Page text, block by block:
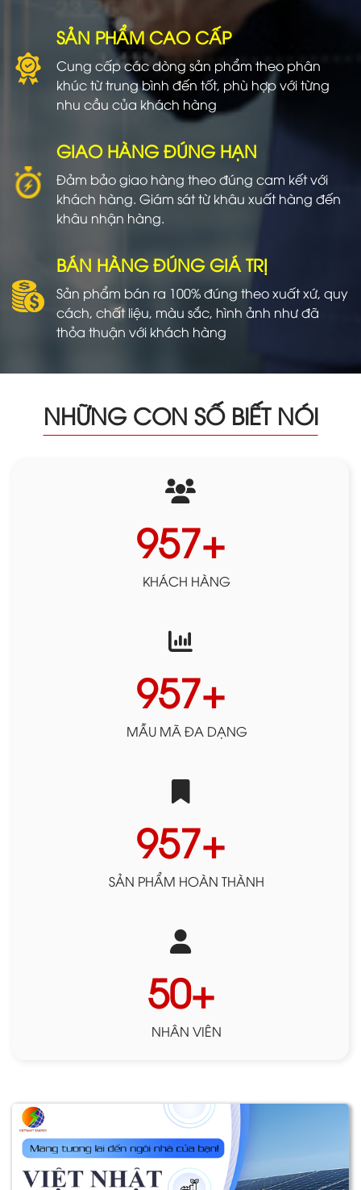
SẢN PHẨM CAO CẤP
Cung cấp các dòng sản phẩm theo phân
khúc từ trung bình đến tốt, phù hợp với từng
nhu cầu của khách hàng
GIAO HÀNG ĐÚNG HẠN
Đảm bảo giao hàng theo đúng cam kết với
khách hàng. Giám sát từ khâu xuất hàng đến
khâu nhận hàng.
BÁN HÀNG ĐÚNG GIÁ TRỊ
Sản phẩm bán ra 100% đúng theo xuất xứ, quy
cách, chất liệu, màu sắc, hình ảnh như đã
thỏa thuận với khách hàng
NHỮNG CON SỐ BIẾT NÓI
1000+
KHÁCH HÀNG
999+
MẪU MÃ ĐA DẠNG
999+
SẢN PHẨM HOÀN THÀNH
50+
NHÂN VIÊN